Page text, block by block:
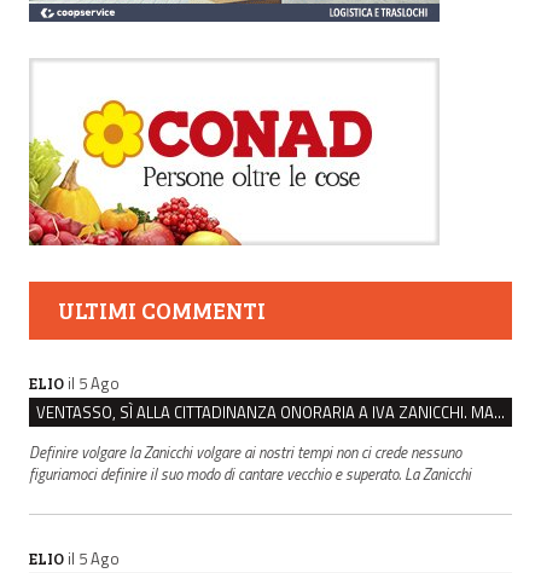
ULTIMI COMMENTI
ELIO il 5 Ago
VENTASSO, SÌ ALLA CITTADINANZA ONORARIA A IVA ZANICCHI. MA BARGIACCHI: “È DI PESSIMO GUSTO”
Definire volgare la Zanicchi volgare ai nostri tempi non ci crede nessuno
figuriamoci definire il suo modo di cantare vecchio e superato. La Zanicchi
ELIO il 5 Ago